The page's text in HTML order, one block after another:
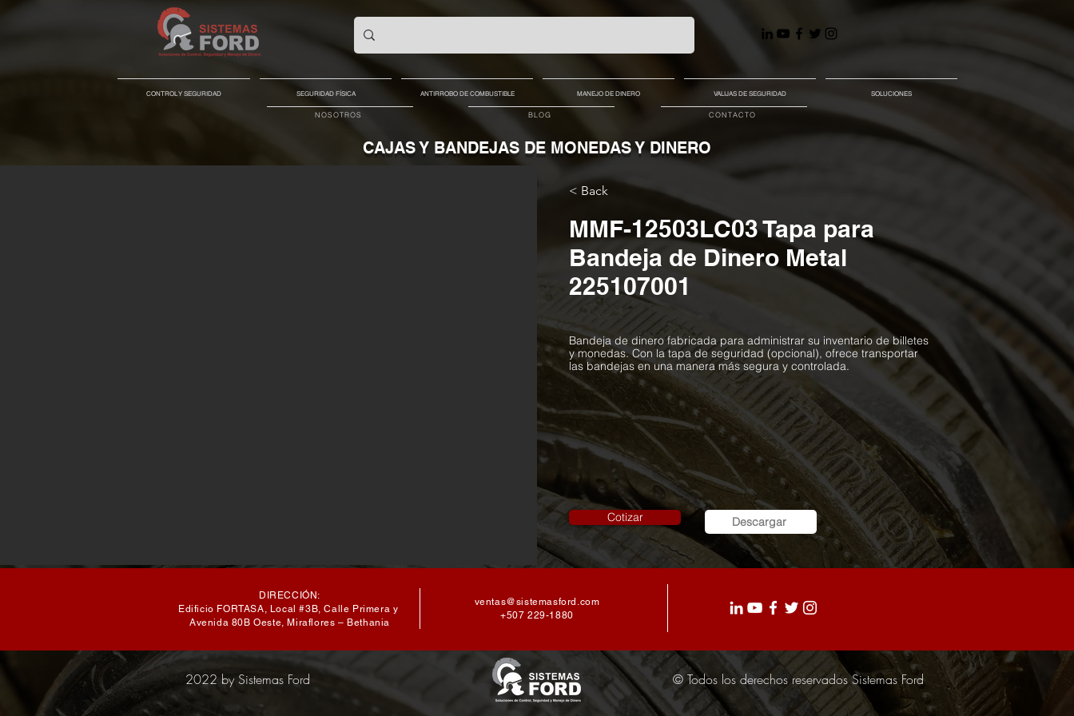
CONTROL Y SEGURIDAD SEGURIDAD FÍSICA ANTIRROBO DE COMBUSTIBLE MANEJO DE DINERO VALIJAS DE SEGURIDAD SOLUCIONES
NOSOTROS BLOG CONTACTO
CAJAS Y BANDEJAS DE MONEDAS Y DINERO
< Back
MMF-12503LC03 Tapa para
Bandeja de Dinero Metal
225107001
Bandeja de dinero fabricada para administrar su inventario de billetes
y monedas. Con la tapa de seguridad (opcional), ofrece transportar
las bandejas en una manera más segura y controlada.
Cotizar Descargar
DIRECCIÓN:
Edificio FORTASA, Local #3B, Calle Primera y
Avenida 80B Oeste, Miraflores – Bethania
ventas@sistemasford.com
+507 229-1880
2022 by Sistemas Ford © Todos los derechos reservados Sistemas Ford